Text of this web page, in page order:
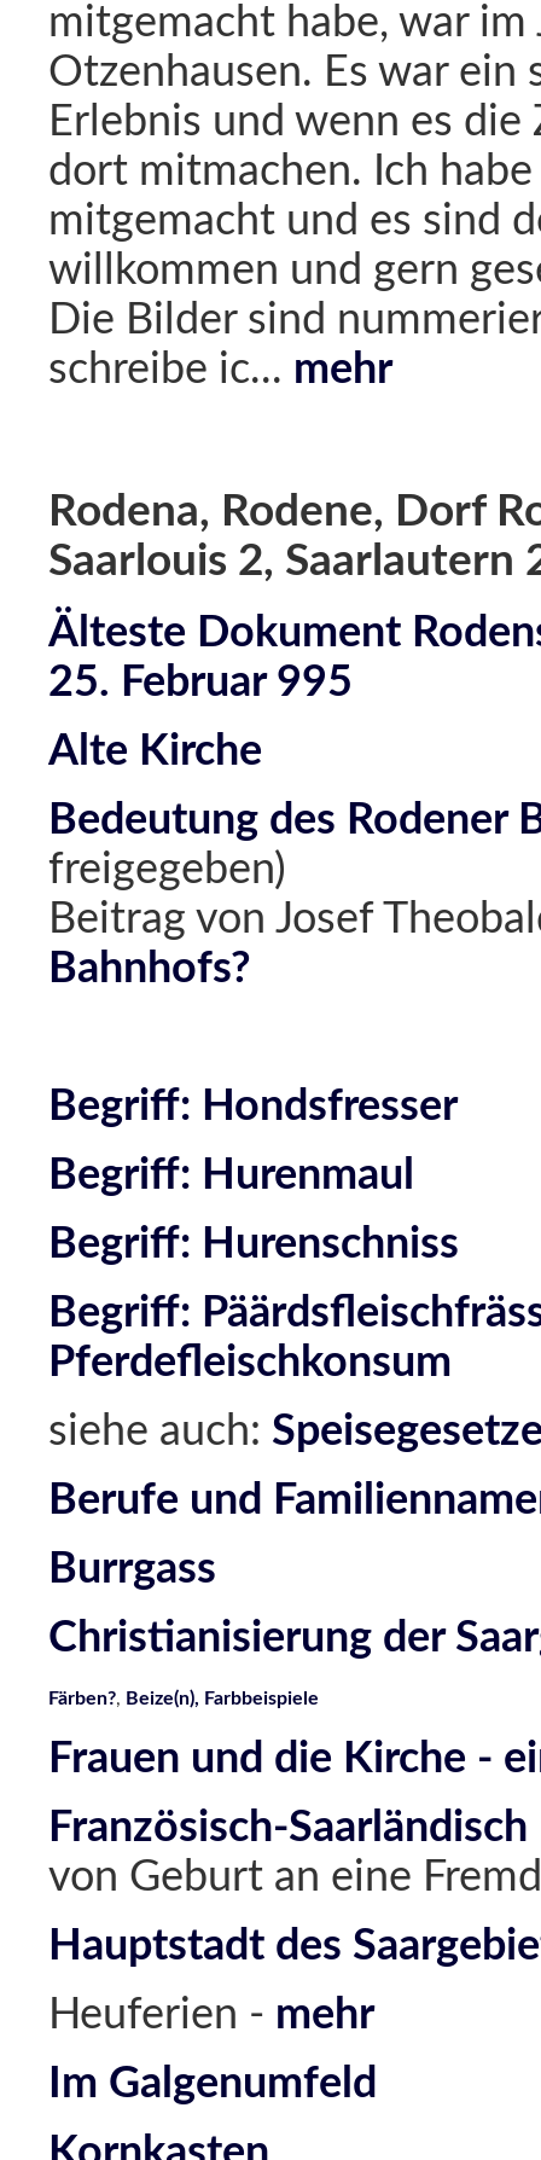
mitgemacht habe, war
Otzenhausen. Es war ein
Erlebnis und wenn es
dort mitmachen. Ich
mitgemacht und es sind
willkommen und gern
Die Bilder sind
schreibe ic... mehr
Rodena, Rodene, Dorf
Saarlouis 2, Saarlautern
Älteste Dokument
25. Februar 995
Alte Kirche
Bedeutung des Rodener
freigegeben)
Beitrag von Josef
Bahnhofs?
Begriff: Hondsfresser
Begriff: Hurenmaul
Begriff: Hurenschniss
Begriff:
Pferdefleischkonsum
siehe auch:
Berufe und
Burrgass
Christianisierung der
Färben?, Beize(n), Farbbeispiele
Frauen und die Kirche -
Französisch-Saarländisch
von Geburt an eine
Hauptstadt des
Heuferien - mehr
Im Galgenumfeld